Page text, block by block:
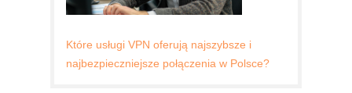
Które usługi VPN oferują najszybsze i
najbezpieczniejsze połączenia w Polsce?